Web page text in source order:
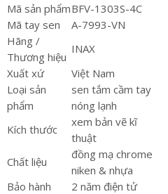
Mã sản phẩmBFV-1303S-4C
Mã tay sen
A-7993-VN
Hãng /
Thương hiệu
INAX
Xuất xứ
Việt Nam
Loại sản
phẩm
sen tắm cầm tay
nóng lạnh
Kích thước
xem bản vẽ kĩ
thuật
Chất liệu
đồng mạ chrome
niken & nhựa
Bảo hành
2 năm điện tử